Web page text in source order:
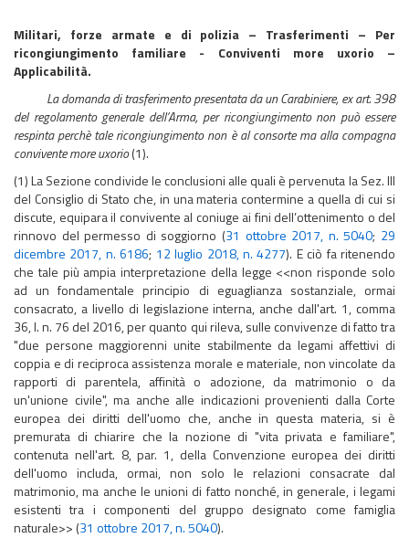
Militari, forze armate e di polizia – Trasferimenti – Per
ricongiungimento familiare - Conviventi more uxorio –
Applicabilità.
La domanda di trasferimento presentata da un Carabiniere, ex art. 398
del regolamento generale dell’Arma, per ricongiungimento non può essere
respinta perchè tale ricongiungimento non è al consorte ma alla compagna
convivente more uxorio(1).
(1) La Sezione condivide le conclusioni alle quali è pervenuta la Sez. III
del Consiglio di Stato che, in una materia contermine a quella di cui si
discute, equipara il convivente al coniuge ai fini dell’ottenimento o del
rinnovo del permesso di soggiorno (31 ottobre 2017, n. 5040; 29
dicembre 2017, n. 6186; 12 luglio 2018, n. 4277). E ciò fa ritenendo
che tale più ampia interpretazione della legge <<non risponde solo
ad un fondamentale principio di eguaglianza sostanziale, ormai
consacrato, a livello di legislazione interna, anche dall'art. 1, comma
36, l. n. 76 del 2016, per quanto qui rileva, sulle convivenze di fatto tra
"due persone maggiorenni unite stabilmente da legami affettivi di
coppia e di reciproca assistenza morale e materiale, non vincolate da
rapporti di parentela, affinità o adozione, da matrimonio o da
un'unione civile", ma anche alle indicazioni provenienti dalla Corte
europea dei diritti dell'uomo che, anche in questa materia, si è
premurata di chiarire che la nozione di "vita privata e familiare",
contenuta nell'art. 8, par. 1, della Convenzione europea dei diritti
dell'uomo includa, ormai, non solo le relazioni consacrate dal
matrimonio, ma anche le unioni di fatto nonché, in generale, i legami
esistenti tra i componenti del gruppo designato come famiglia
naturale>> (31 ottobre 2017, n. 5040).